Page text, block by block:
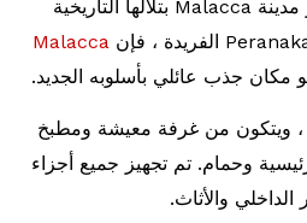
حديث مقلوب. بينما تشتهر مدينة Malacca بتلالها التاريخية
Malacca
مكان جذب عائلي بأسلوبه الجديد.
، ويتكون من غرفة معيشة ومطبخ
وحمام. تم تجهيز جميع أجزاء
الداخلي والأثاث.